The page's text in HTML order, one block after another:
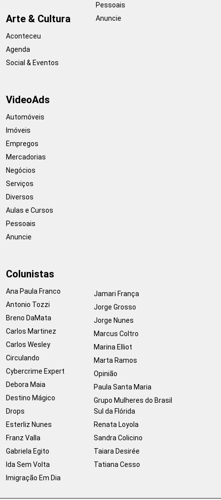
Arte & Cultura
Aconteceu
Agenda
Social & Eventos
Pessoais
Anuncie
VideoAds
Automóveis
Imóveis
Empregos
Mercadorias
Negócios
Serviços
Diversos
Aulas e Cursos
Pessoais
Anuncie
Colunistas
Ana Paula Franco
Antonio Tozzi
Breno DaMata
Carlos Martinez
Carlos Wesley
Circulando
Cybercrime Expert
Debora Maia
Destino Mágico
Drops
Esterliz Nunes
Franz Valla
Gabriela Egito
Ida Sem Volta
Imigração Em Dia
Jamari França
Jorge Grosso
Jorge Nunes
Marcus Coltro
Marina Elliot
Marta Ramos
Opinião
Paula Santa Maria
Grupo Mulheres do Brasil
Sul da Flórida
Renata Loyola
Sandra Colicino
Taiara Desirée
Tatiana Cesso